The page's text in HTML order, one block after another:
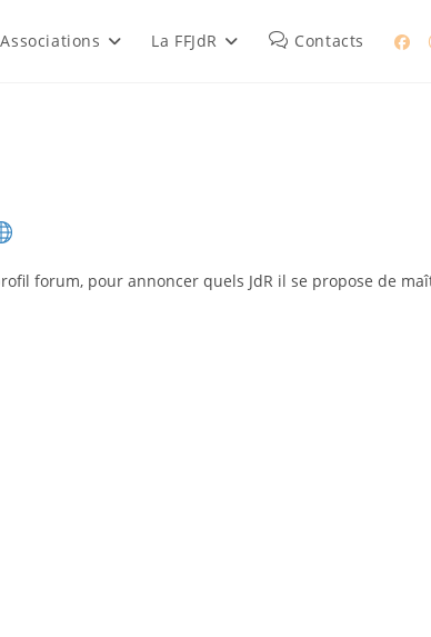
Associations La FFJdR Contacts
forum, pour annoncer quels JdR il se propose de